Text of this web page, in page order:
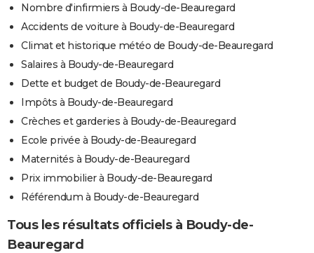
Nombre d'infirmiers à Boudy-de-Beauregard
Accidents de voiture à Boudy-de-Beauregard
Climat et historique météo de Boudy-de-Beauregard
Salaires à Boudy-de-Beauregard
Dette et budget de Boudy-de-Beauregard
Impôts à Boudy-de-Beauregard
Crèches et garderies à Boudy-de-Beauregard
Ecole privée à Boudy-de-Beauregard
Maternités à Boudy-de-Beauregard
Prix immobilier à Boudy-de-Beauregard
Référendum à Boudy-de-Beauregard
Tous les résultats officiels à Boudy-de-
Beauregard